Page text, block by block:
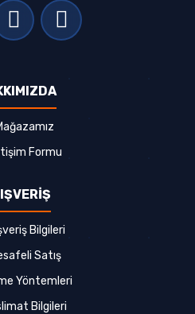
Formu
Bilgileri
Satış
Yöntemleri
Bilgileri